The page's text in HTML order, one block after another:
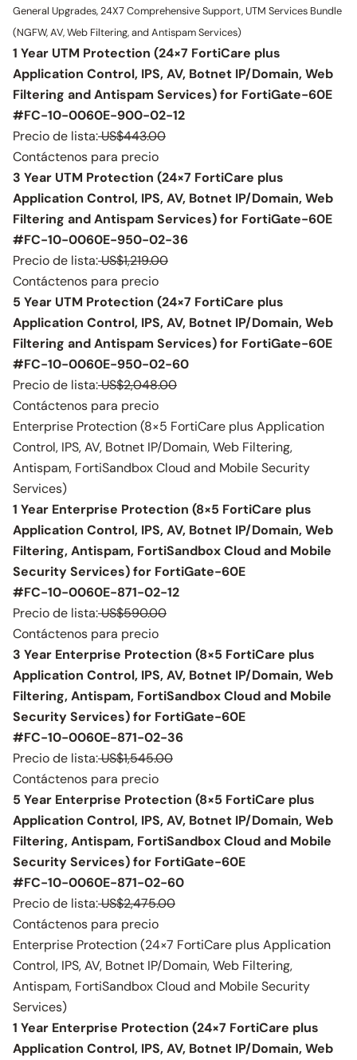
General Upgrades, 24X7 Comprehensive Support, UTM Services Bundle
(NGFW, AV, Web Filtering, and Antispam Services)
1 Year UTM Protection (24×7 FortiCare plus
Application Control, IPS, AV, Botnet IP/Domain, Web
Filtering and Antispam Services) for FortiGate-60E
#FC-10-0060E-900-02-12
Precio de lista:US$443.00
Contáctenos para precio
3 Year UTM Protection (24×7 FortiCare plus
Application Control, IPS, AV, Botnet IP/Domain, Web
Filtering and Antispam Services) for FortiGate-60E
#FC-10-0060E-950-02-36
Precio de lista:US$1,219.00
Contáctenos para precio
5 Year UTM Protection (24×7 FortiCare plus
Application Control, IPS, AV, Botnet IP/Domain, Web
Filtering and Antispam Services) for FortiGate-60E
#FC-10-0060E-950-02-60
Precio de lista:US$2,048.00
Contáctenos para precio
Enterprise Protection (8×5 FortiCare plus Application
Control, IPS, AV, Botnet IP/Domain, Web Filtering,
Antispam, FortiSandbox Cloud and Mobile Security
Services)
1 Year Enterprise Protection (8×5 FortiCare plus
Application Control, IPS, AV, Botnet IP/Domain, Web
Filtering, Antispam, FortiSandbox Cloud and Mobile
Security Services) for FortiGate-60E
#FC-10-0060E-871-02-12
Precio de lista:US$590.00
Contáctenos para precio
3 Year Enterprise Protection (8×5 FortiCare plus
Application Control, IPS, AV, Botnet IP/Domain, Web
Filtering, Antispam, FortiSandbox Cloud and Mobile
Security Services) for FortiGate-60E
#FC-10-0060E-871-02-36
Precio de lista:US$1,545.00
Contáctenos para precio
5 Year Enterprise Protection (8×5 FortiCare plus
Application Control, IPS, AV, Botnet IP/Domain, Web
Filtering, Antispam, FortiSandbox Cloud and Mobile
Security Services) for FortiGate-60E
#FC-10-0060E-871-02-60
Precio de lista:US$2,475.00
Contáctenos para precio
Enterprise Protection (24×7 FortiCare plus Application
Control, IPS, AV, Botnet IP/Domain, Web Filtering,
Antispam, FortiSandbox Cloud and Mobile Security
Services)
1 Year Enterprise Protection (24×7 FortiCare plus
Application Control, IPS, AV, Botnet IP/Domain, Web